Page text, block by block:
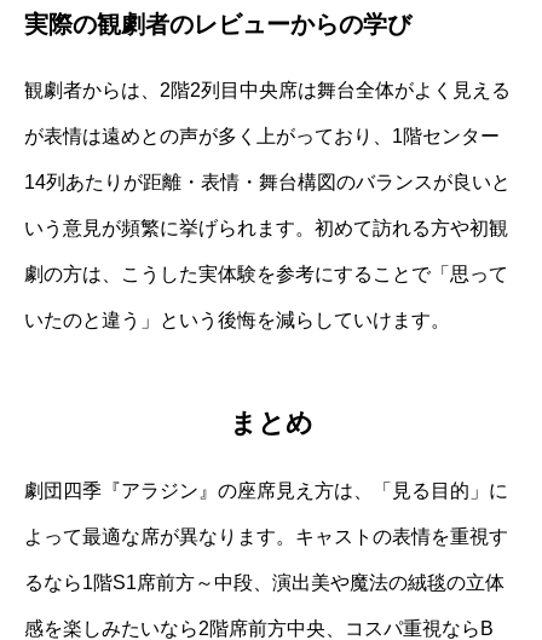
実際の観劇者のレビューからの学び
観劇者からは、2階2列目中央席は舞台全体がよく見える
が表情は遠めとの声が多く上がっており、1階センター
14列あたりが距離・表情・舞台構図のバランスが良いと
いう意見が頻繁に挙げられます。初めて訪れる方や初観
劇の方は、こうした実体験を参考にすることで「思って
いたのと違う」という後悔を減らしていけます。
まとめ
劇団四季『アラジン』の座席見え方は、「見る目的」に
よって最適な席が異なります。キャストの表情を重視す
るなら1階S1席前方～中段、演出美や魔法の絨毯の立体
感を楽しみたいなら2階席前方中央、コスパ重視ならB